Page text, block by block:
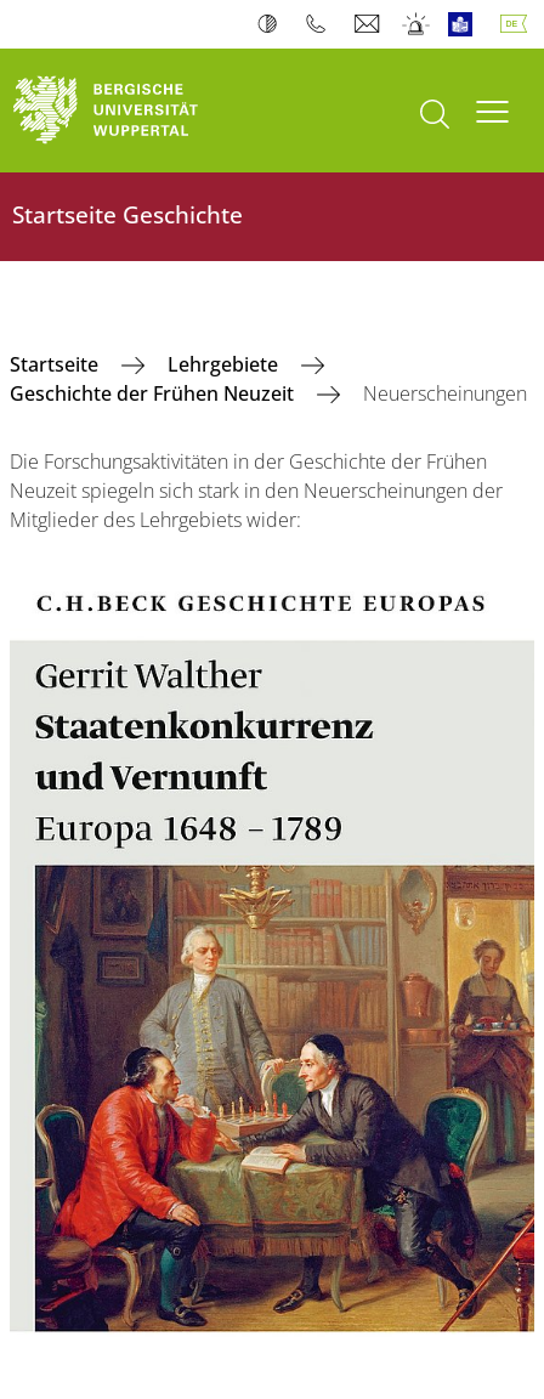
Suche öffnen
Startseite Geschichte
Startseite
Lehrgebiete
Geschichte der Frühen Neuzeit
Neuerscheinungen
Die Forschungsaktivitäten in der Geschichte der Frühen
Neuzeit spiegeln sich stark in den Neuerscheinungen der
Mitglieder des Lehrgebiets wider: